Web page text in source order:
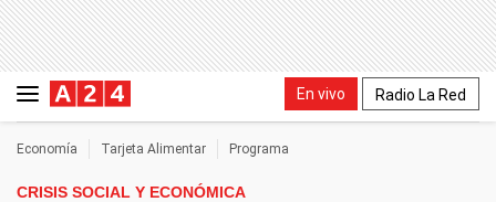
En vivo Radio La Red
Economía Tarjeta Alimentar Programa
CRISIS SOCIAL Y ECONÓMICA